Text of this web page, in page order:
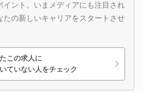
イント。いまメディアにも注目され
たの新しいキャリアをスタートさせ
この求人に
ていない人をチェック